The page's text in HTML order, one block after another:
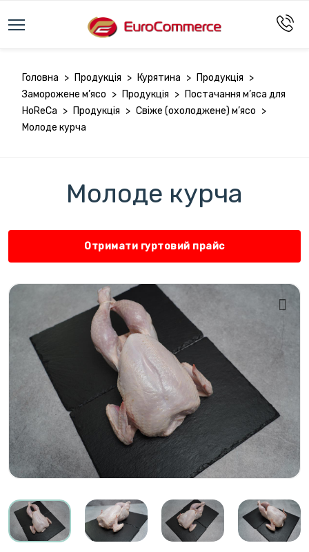
Головна > Продукція > Курятина > Продукція >
Заморожене м’ясо > Продукція > Постачання м’яса для
HoReCa > Продукція > Свіже (охолоджене) м’ясо >
Молоде курча
Молоде курча
Отримати гуртовий прайс